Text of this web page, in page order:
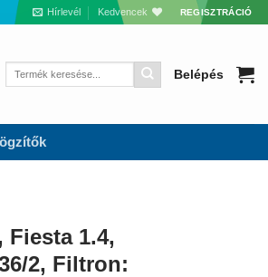
Hírlevél Kedvencek REGISZTRÁCIÓ
Keresés
Belépés
1.4,
2, Filtron: